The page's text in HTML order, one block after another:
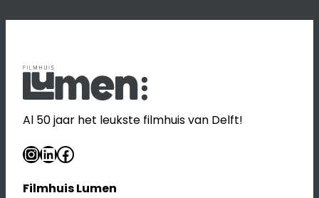
Al 50 jaar het leukste filmhuis van Delft!
InstagramLinkedIn Facebook
Filmhuis Lumen